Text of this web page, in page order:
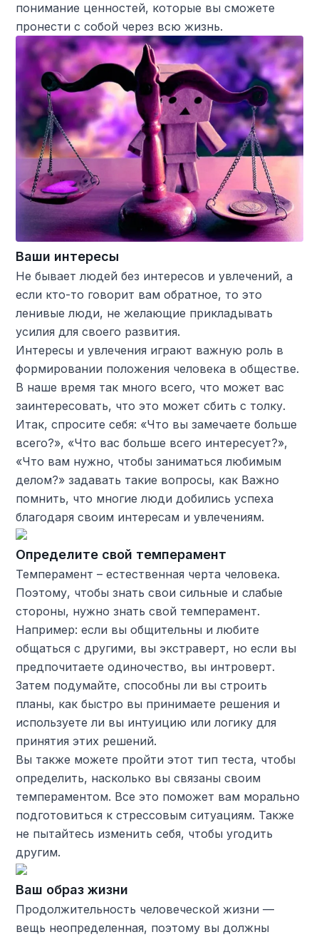
понимание ценностей, которые вы сможете
пронести с собой через всю жизнь.
Ваши интересы
Не бывает людей без интересов и увлечений, а
если кто-то говорит вам обратное, то это
ленивые люди, не желающие прикладывать
усилия для своего развития.
Интересы и увлечения играют важную роль в
формировании положения человека в обществе.
В наше время так много всего, что может вас
заинтересовать, что это может сбить с толку.
Итак, спросите себя: «Что вы замечаете больше
всего?», «Что вас больше всего интересует?»,
«Что вам нужно, чтобы заниматься любимым
делом?» задавать такие вопросы, как Важно
помнить, что многие люди добились успеха
благодаря своим интересам и увлечениям.
Определите свой темперамент
Темперамент – естественная черта человека.
Поэтому, чтобы знать свои сильные и слабые
стороны, нужно знать свой темперамент.
Например: если вы общительны и любите
общаться с другими, вы экстраверт, но если вы
предпочитаете одиночество, вы интроверт.
Затем подумайте, способны ли вы строить
планы, как быстро вы принимаете решения и
используете ли вы интуицию или логику для
принятия этих решений.
Вы также можете пройти этот тип теста, чтобы
определить, насколько вы связаны своим
темпераментом. Все это поможет вам морально
подготовиться к стрессовым ситуациям. Также
не пытайтесь изменить себя, чтобы угодить
другим.
Ваш образ жизни
Продолжительность человеческой жизни —
вещь неопределенная, поэтому вы должны